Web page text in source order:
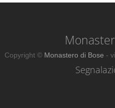
Copyright © Monastero di Bose -